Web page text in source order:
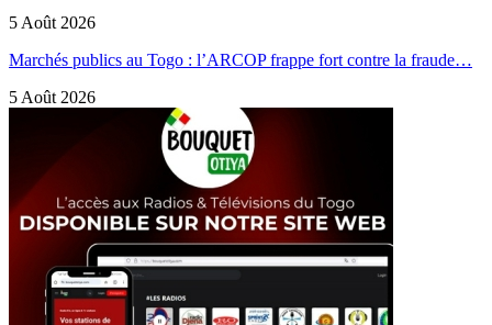
5 Août 2026
Marchés publics au Togo : l’ARCOP frappe fort contre la fraude…
5 Août 2026